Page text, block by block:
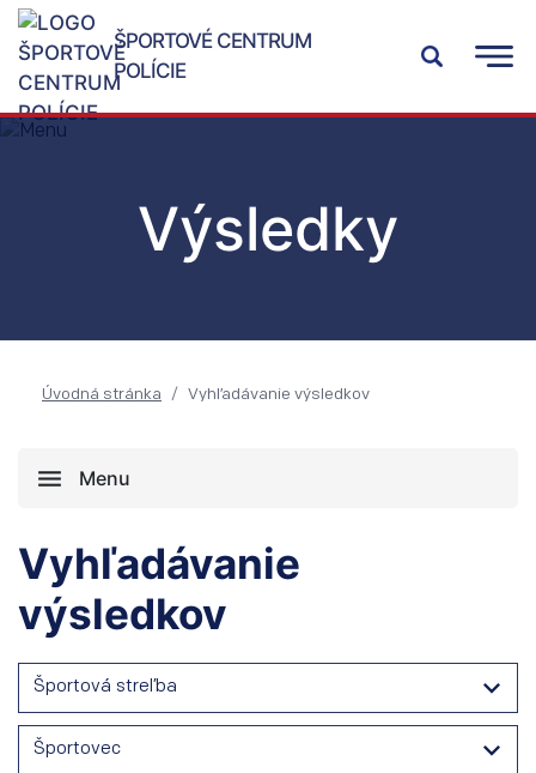
ŠPORTOVÉ CENTRUM
POLÍCIE
Výsledky
Úvodná stránka Vyhľadávanie výsledkov
Menu
Vyhľadávanie
výsledkov
Športová streľba
Športovec